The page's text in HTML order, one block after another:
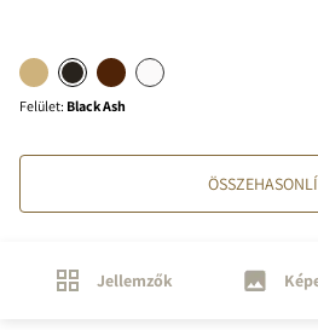
Felület: Black Ash
Jellemzők